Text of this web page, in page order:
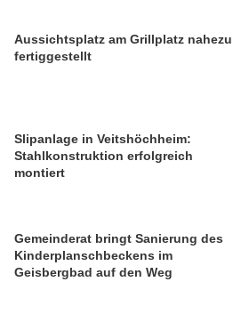
Aussichtsplatz am Grillplatz nahezu
fertiggestellt
Slipanlage in Veitshöchheim:
Stahlkonstruktion erfolgreich
montiert
Gemeinderat bringt Sanierung des
Kinderplanschbeckens im
Geisbergbad auf den Weg